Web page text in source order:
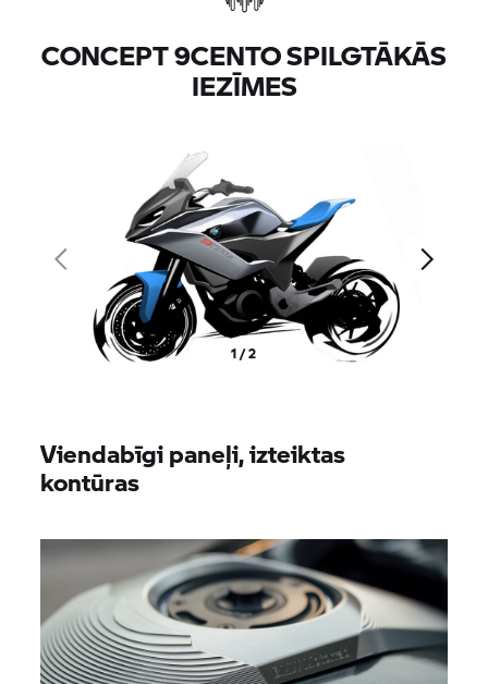
CONCEPT 9CENTO SPILGTĀKĀS
IEZĪMES
1 / 2
Viendabīgi paneļi, izteiktas
kontūras